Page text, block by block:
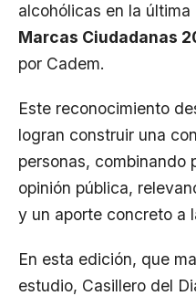
alcohólicas en la
Marcas Ciudadanas
por Cadem.
Este reconocimiento
logran construir una
personas, combinando
opinión pública,
y un aporte concreto a
En esta edición, que
estudio, Casillero del